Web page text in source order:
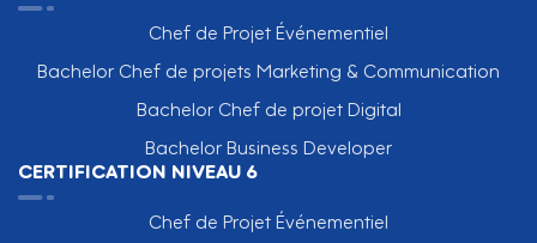
Chef de Projet Événementiel
Bachelor Chef de projets Marketing & Communication
Bachelor Chef de projet Digital
Bachelor Business Developer
CERTIFICATION NIVEAU 6
Chef de Projet Événementiel